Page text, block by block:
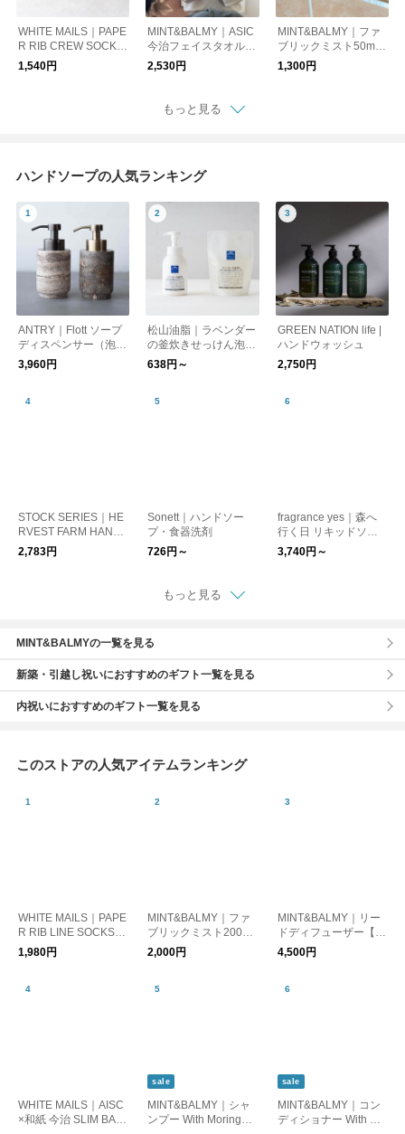
WHITE MAILS｜PAPE
R RIB CREW SOCKS
【UNISEX】【ギフ
ト】
1,540円
MINT&BALMY｜ASIC
今治フェイスタオル
【ギフト】【新生活】
2,530円
MINT&BALMY｜ファ
ブリックミスト50ml
【ギフト】【新生
活】
1,300円
もっと見る
ハンドソープの人気ランキング
ANTRY｜Flott ソープ
ディスペンサー（泡タ
イプ）｜ソープボト
ル・ポンプボトル・ハ
3,960円
松山油脂｜ラベンダー
の釜炊きせっけん泡ハ
ンドソープ M-mark se
638円～
GREEN NATION life |
ハンドウォッシュ
2,750円
STOCK SERIES｜HE
RVEST FARM HAND
SOAP ハンドソープ
レッドカラント 500ml
2,783円
Sonett｜ハンドソー
プ・食器洗剤
726円～
fragrance yes｜森へ
行く日 リキッドソー
プ ハンドソープ 石鹸
オーガニック 天然由
3,740円～
もっと見る
MINT&BALMYの一覧を見る
新築・引越し祝いにおすすめのギフト一覧を見る
内祝いにおすすめのギフト一覧を見る
このストアの人気アイテムランキング
WHITE MAILS｜PAPE
R RIB LINE SOCKS
【UNISEX】【ギフ
ト】
1,980円
MINT&BALMY｜ファ
ブリックミスト200ml
【ギフト】【新生
活】
2,000円
MINT&BALMY｜リー
ドディフューザー【ギ
フト】【新生活】
4,500円
WHITE MAILS｜AISC
×和紙 今治 SLIM BAT
sale
MINT&BALMY｜シャ
ンプー With Moringa
sale
MINT&BALMY｜コン
ディショナー With Mo